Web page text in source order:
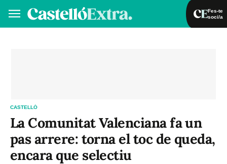
Fes-te
soci/a
CASTELLÓ
La Comunitat Valenciana fa un
pas arrere: torna el toc de queda,
encara que selectiu